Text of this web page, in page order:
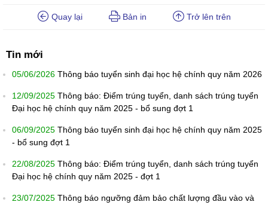
Quay lại Bản in Trở lên trên
Tin mới
05/06/2026 Thông báo tuyển sinh đại học hệ chính quy năm 2026
12/09/2025 Thông báo: Điểm trúng tuyển, danh sách trúng tuyển
Đại học hệ chính quy năm 2025 - bổ sung đợt 1
06/09/2025 Thông báo tuyển sinh đại học hệ chính quy năm 2025
- bổ sung đợt 1
22/08/2025 Thông báo: Điểm trúng tuyển, danh sách trúng tuyển
Đại học hệ chính quy năm 2025 - đợt 1
23/07/2025 Thông báo ngưỡng đảm bảo chất lượng đầu vào và